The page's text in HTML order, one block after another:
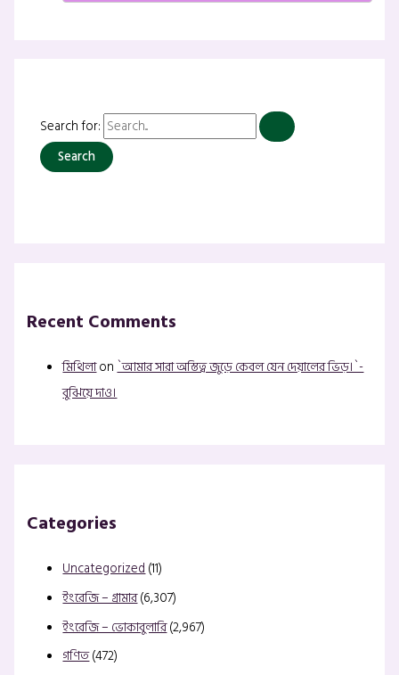
Search for:
Recent Comments
মিথিলাon`আমার সারা অস্তিত্ব জুড়ে কেবল যেন দেয়ালের ভিড়।`-
বুঝিয়ে দাও।
Categories
Uncategorized(11)
ইংরেজি – গ্রামার(6,307)
ইংরেজি – ভোকাবুলারি(2,967)
গণিত(472)